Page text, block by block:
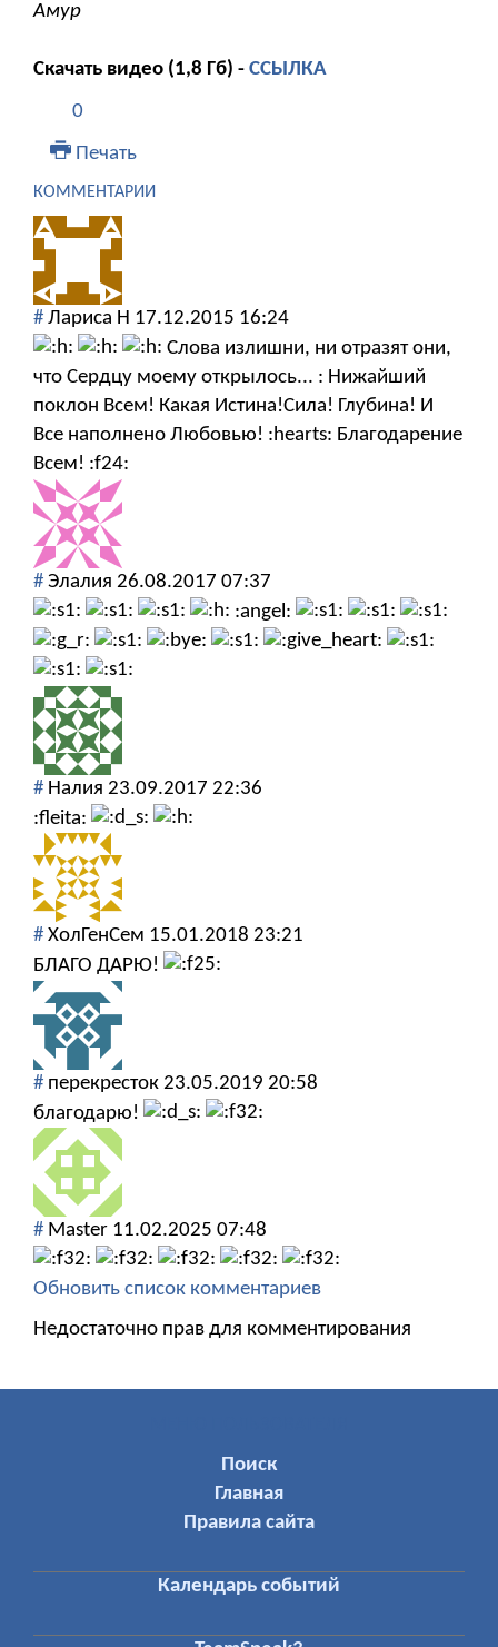
Амур
Скачать видео (1,8 Гб) - ССЫЛКА
0
Печать
КОММЕНТАРИИ
# Лариса Н 17.12.2015 16:24
Слова излишни, ни отразят они,
что Сердцу моему открылось... : Нижайший
поклон Всем! Какая Истина!Сила! Глубина! И
Все наполнено Любовью! :hearts: Благодарение
Всем! :f24:
# Элалия 26.08.2017 07:37
:angel:
# Налия 23.09.2017 22:36
:fleita:
# ХолГенСем 15.01.2018 23:21
БЛАГО ДАРЮ!
# перекресток 23.05.2019 20:58
благодарю!
# Мaster 11.02.2025 07:48
Обновить список комментариев
Недостаточно прав для комментирования
Поиск
Главная
Правила сайта
Календарь событий